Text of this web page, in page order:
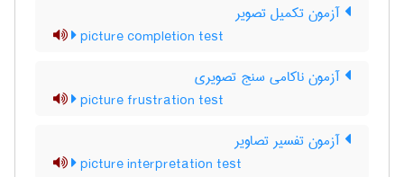
آزمون تکمیل تصویر
picture completion test
آزمون ناکامی سنج تصویری
picture frustration test
آزمون تفسیر تصاویر
picture interpretation test